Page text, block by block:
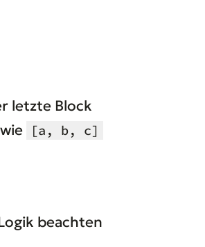
letzte Block
[a, b, c]
beachten